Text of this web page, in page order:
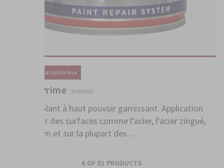
Primaire / Cataphorèse
1K Uni Prime 3680600
Apprêt isolant à haut pouvoir garnissant. Application
directe sur des surfaces comme l‘acier, l‘acier zingué,
l‘aluminium et sur la plupart des ...
6 OF 51 PRODUCTS